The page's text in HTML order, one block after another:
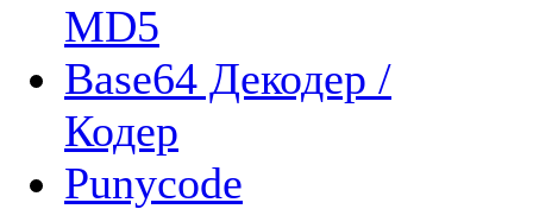
MD5
Base64 Декодер /
Кодер
Punycode